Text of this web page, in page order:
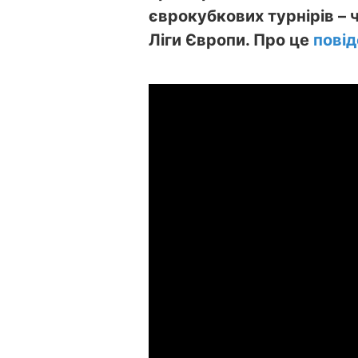
єврокубкових турнірів –
Ліги Європи. Про це